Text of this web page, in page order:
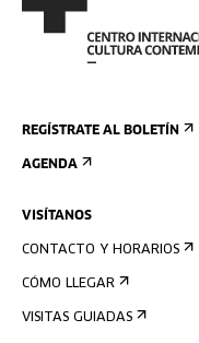
REGÍSTRATE AL BOLETÍN
AGENDA
VISÍTANOS
CONTACTO Y HORARIOS
CÓMO LLEGAR
VISITAS GUIADAS